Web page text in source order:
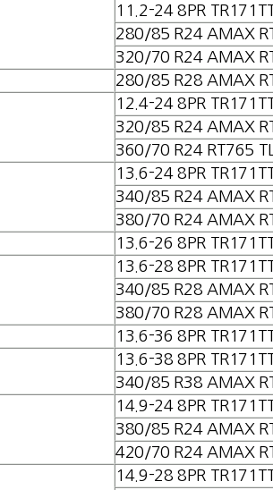
11.2-24 8PR
280/85 R24 AMAX
320/70 R24 AMAX
280/85 R28 AMAX
12.4-24 8PR
320/85 R24 AMAX
360/70 R24 RT765
13.6-24 8PR
340/85 R24 AMAX
380/70 R24 AMAX
13.6-26 8PR
13.6-28 8PR
340/85 R28 AMAX
380/70 R28 AMAX
13.6-36 8PR
13.6-38 8PR
340/85 R38 AMAX
14.9-24 8PR
380/85 R24 AMAX
420/70 R24 AMAX
14.9-28 8PR